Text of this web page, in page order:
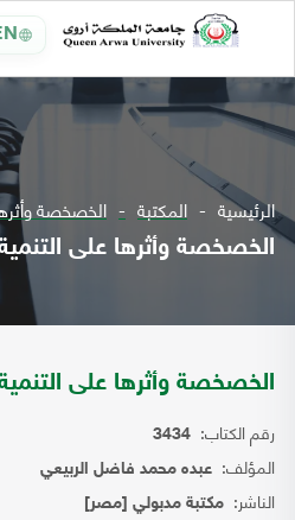
الرئيسية المكتبة الخصخصة
الخصخصة وأثرها على التنمية
الخصخصة وأثرها على التنمية
رقم الكتاب: 3434
المؤلف: عبده محمد فاضل الربيعي
الناشر: مكتبة مدبولي [مصر]